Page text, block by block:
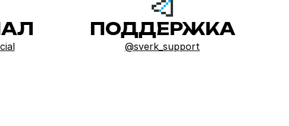
ПОДДЕРЖКА
@sverk_support